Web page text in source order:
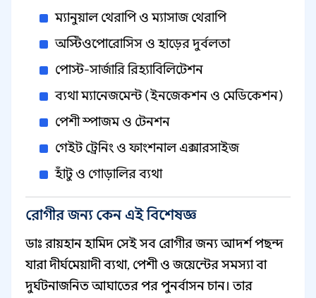
ম্যানুয়াল থেরাপি ও ম্যাসাজ থেরাপি
অস্টিওপোরোসিস ও হাড়ের দুর্বলতা
পোস্ট-সার্জারি রিহ্যাবিলিটেশন
ব্যথা ম্যানেজমেন্ট (ইনজেকশন ও মেডিকেশন)
পেশী স্পাজম ও টেনশন
গেইট ট্রেনিং ও ফাংশনাল এক্সারসাইজ
হাঁটু ও গোড়ালির ব্যথা
রোগীর জন্য কেন এই বিশেষজ্ঞ
ডাঃ রায়হান হামিদ সেই সব রোগীর জন্য আদর্শ পছন্দ
যারা দীর্ঘমেয়াদী ব্যথা, পেশী ও জয়েন্টের সমস্যা বা
দুর্ঘটনাজনিত আঘাতের পর পুনর্বাসন চান। তার